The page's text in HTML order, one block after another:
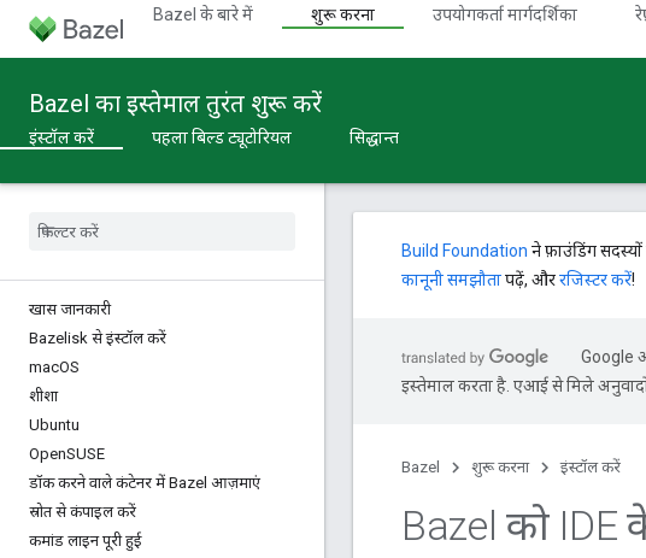
Bazel के बारे में शुरू करना उपयोगकर्ता मार्गदर्शिका
Bazel का इस्तेमाल तुरंत शुरू करें
इंस्टॉल करें पहला बिल्ड ट्यूटोरियल सिद्धान्त
खास जानकारी
Bazelisk से इंस्टॉल करें
macOS
शीशा
Ubuntu
OpenSUSE
डॉक करने वाले कंटेनर में Bazel आज़माएं
स्रोत से कंपाइल करें
कमांड लाइन पूरी हुई
Build Foundation ने फ़ाउंडिंग
कानूनी समझौतापढ़ें, औररजिस्टर करें!
Google
इस्तेमाल करता है. एआई से मिले
Bazel शुरू करना इंस्टॉल करें
Bazel को IDE